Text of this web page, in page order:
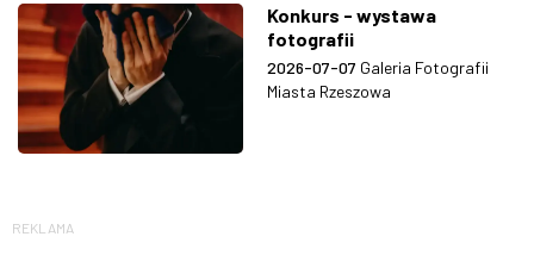
Konkurs - wystawa
fotografii
2026-07-07 Galeria Fotografii
Miasta Rzeszowa
REKLAMA